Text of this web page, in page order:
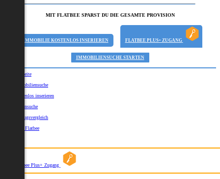
MIT FLATBEE SPARST DU DIE GESAMTE PROVISION
IMMOBILIE KOSTENLOS INSERIEREN FLATBEE PLUS+ ZUGANG
IMMOBILIENSUCHE STARTEN
Startseite
Immobiliensuche
Kostenlos inserieren
Kartensuche
Umzugsvergleich
Über Flatbee
Flatbee Plus+ Zugang